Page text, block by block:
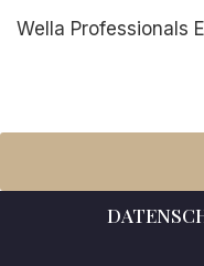
Wella Professionals